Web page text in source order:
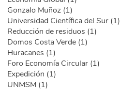
Gonzalo Muñoz (1)
Universidad Científica del Sur (1)
Reducción de residuos (1)
Domos Costa Verde (1)
Huracanes (1)
Foro Economía Circular (1)
Expedición (1)
UNMSM (1)